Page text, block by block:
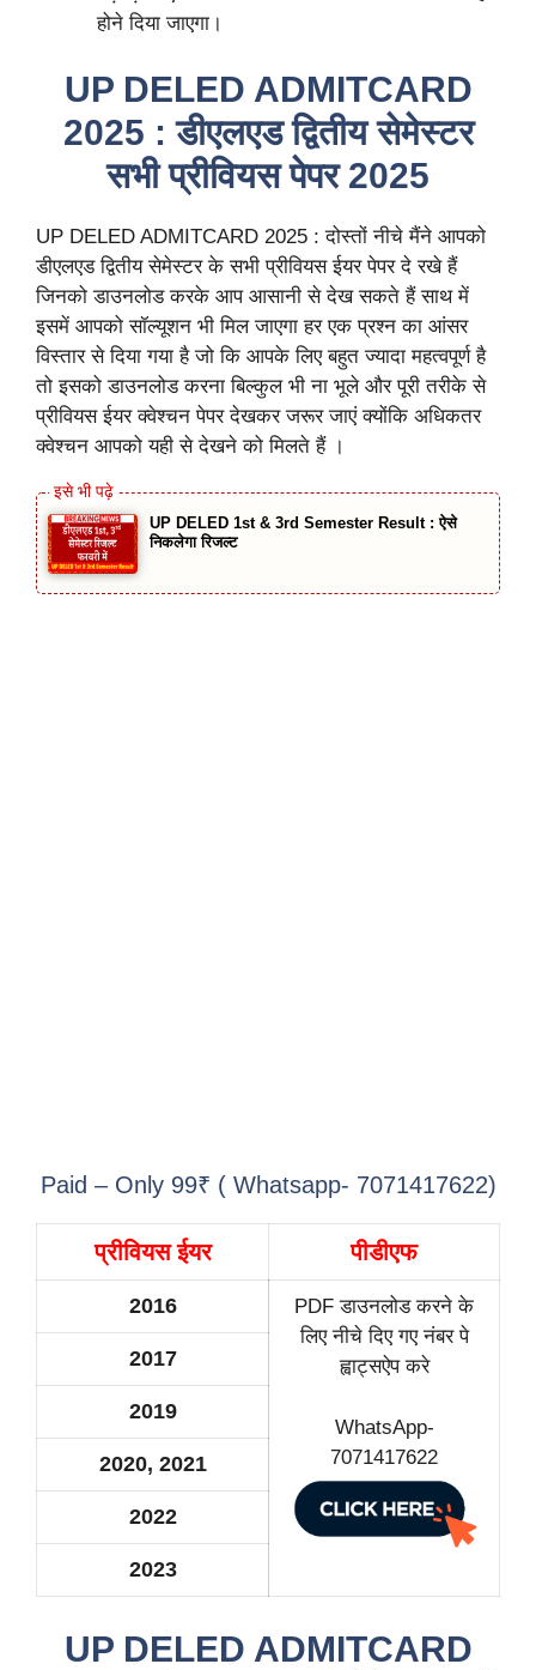
होने दिया जाएगा।
UP DELED ADMITCARD
2025 : डीएलएड द्वितीय सेमेस्टर
सभी प्रीवियस पेपर 2025
UP DELED ADMITCARD 2025 : दोस्तों नीचे मैंने आपको
डीएलएड द्वितीय सेमेस्टर के सभी प्रीवियस ईयर पेपर दे रखे हैं
जिनको डाउनलोड करके आप आसानी से देख सकते हैं साथ में
इसमें आपको सॉल्यूशन भी मिल जाएगा हर एक प्रश्न का आंसर
विस्तार से दिया गया है जो कि आपके लिए बहुत ज्यादा महत्वपूर्ण है
तो इसको डाउनलोड करना बिल्कुल भी ना भूले और पूरी तरीके से
प्रीवियस ईयर क्वेश्चन पेपर देखकर जरूर जाएं क्योंकि अधिकतर
क्वेश्चन आपको यही से देखने को मिलते हैं ।
UP DELED 1st & 3rd Semester Result : ऐसे
निकलेगा रिजल्ट
Paid – Only 99₹ ( Whatsapp- 7071417622)
प्रीवियस ईयर पीडीएफ
2016
PDF डाउनलोड करने के
लिए नीचे दिए गए नंबर पे
ह्वाट्सऐप करे
WhatsApp-
7071417622
2017
2019
2020, 2021
2022
2023
UP DELED ADMITCARD